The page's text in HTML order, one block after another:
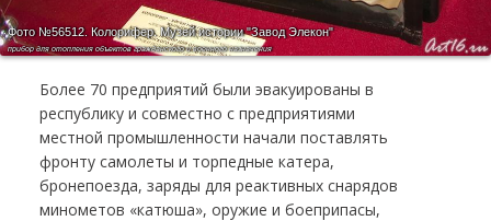
Фото №56512. Колорифер. Музей истории "Завод Элекон"
прибор для отопления объектов гражданского и военного назначения
Более 70 предприятий были эвакуированы в
республику и совместно с предприятиями
местной промышленности начали поставлять
фронту самолеты и торпедные катера,
бронепоезда, заряды для реактивных снарядов
минометов «катюша», оружие и боеприпасы,